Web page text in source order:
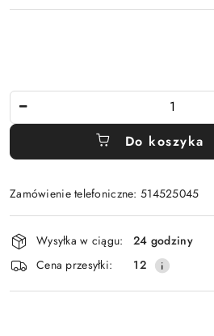
Do koszyka
Zamówienie telefoniczne: 514525045
Wyślij
Dostępność
i
dostawa
Wysyłka w ciągu:
24 godziny
Cena przesyłki:
12